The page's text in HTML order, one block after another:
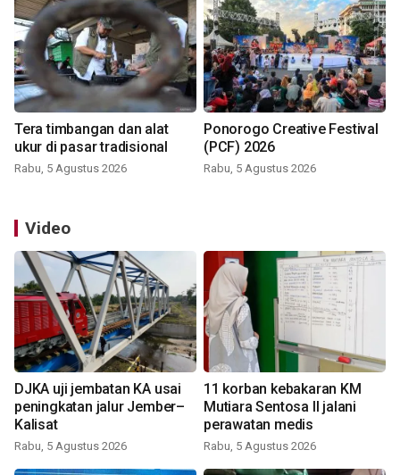
Tera timbangan dan alat
ukur di pasar tradisional
Rabu, 5 Agustus 2026
Ponorogo Creative Festival
(PCF) 2026
Rabu, 5 Agustus 2026
Video
DJKA uji jembatan KA usai
peningkatan jalur Jember–
Kalisat
Rabu, 5 Agustus 2026
11 korban kebakaran KM
Mutiara Sentosa II jalani
perawatan medis
Rabu, 5 Agustus 2026